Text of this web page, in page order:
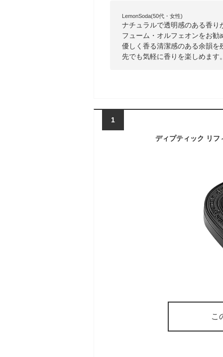
LemonSoda(50代・女性)
ナチュラルで透明感のある香
フューム・オルフェオンをお
優しく香る清潔感のある余韻
先でも気軽に香りを楽しめます
1
こ